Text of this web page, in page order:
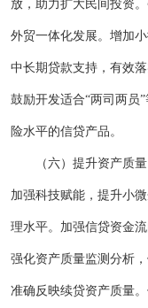
放，助力扩大民间投资
外贸一体化发展。增加
中长期贷款支持，有效
鼓励开发适合“两司两员
险水平的信贷产品。
（六）提升资产质量
加强科技赋能，提升小
理水平。加强信贷资金
强化资产质量监测分析
准确反映续贷资产质量